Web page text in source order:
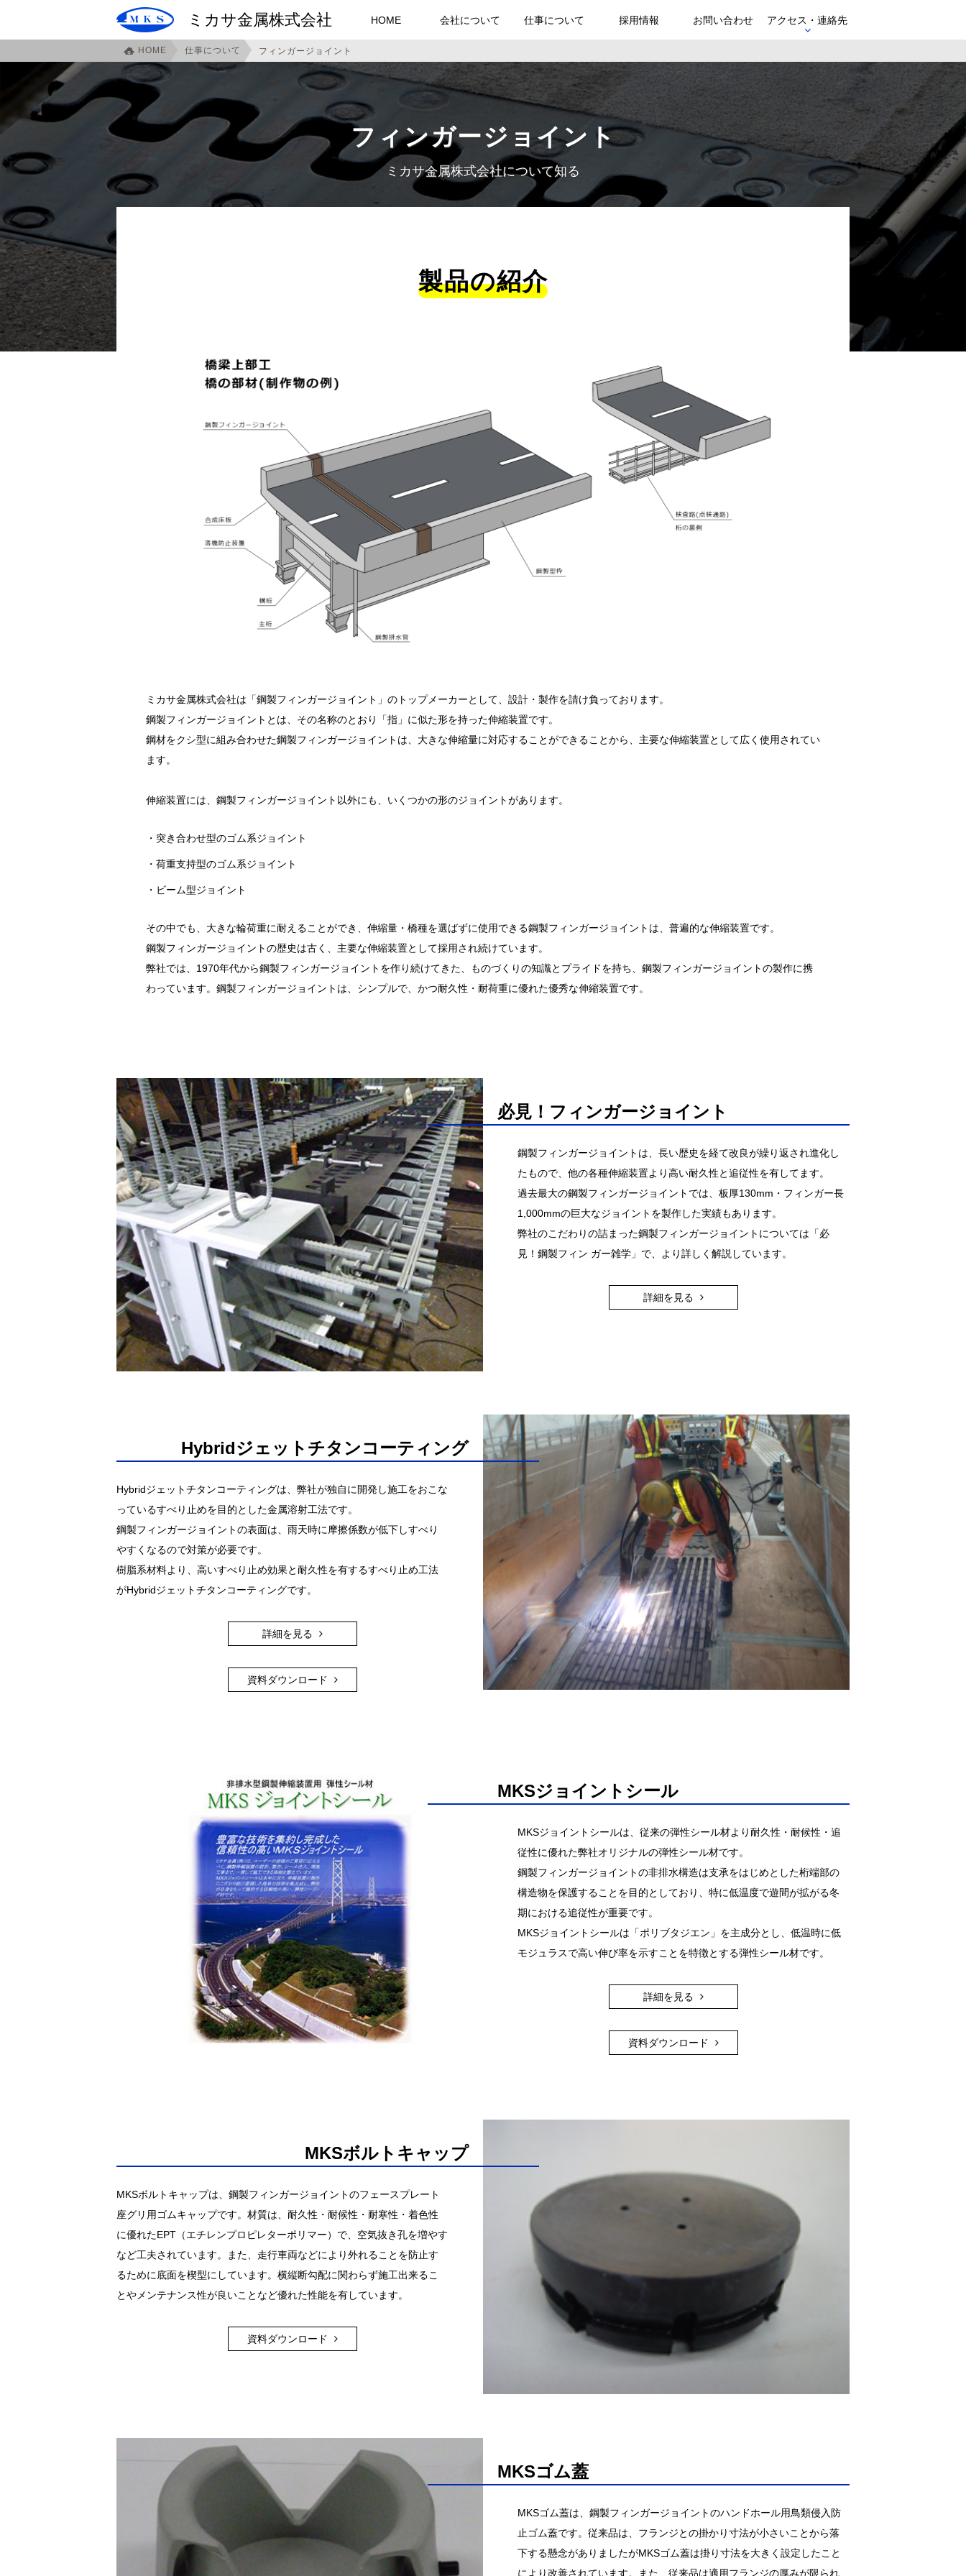
ミカサ金属株式会社 HOME 会社について 仕事について 採用情報 お問い合わせ アクセス・連絡先
HOME 仕事について フィンガージョイント
フィンガージョイント
ミカサ金属株式会社について知る
製品の紹介
ミカサ金属株式会社は「鋼製フィンガージョイント」のトップメーカーとして、設計・製作を請け負っております。
鋼製フィンガージョイントとは、その名称のとおり「指」に似た形を持った伸縮装置です。
鋼材をクシ型に組み合わせた鋼製フィンガージョイントは、大きな伸縮量に対応することができることから、主要な伸縮装置として広く使用されてい
ます。
伸縮装置には、鋼製フィンガージョイント以外にも、いくつかの形のジョイントがあります。
・突き合わせ型のゴム系ジョイント
・荷重支持型のゴム系ジョイント
・ビーム型ジョイント
その中でも、大きな輪荷重に耐えることができ、伸縮量・橋種を選ばずに使用できる鋼製フィンガージョイントは、普遍的な伸縮装置です。
鋼製フィンガージョイントの歴史は古く、主要な伸縮装置として採用され続けています。
弊社では、1970年代から鋼製フィンガージョイントを作り続けてきた、ものづくりの知識とプライドを持ち、鋼製フィンガージョイントの製作に携
わっています。鋼製フィンガージョイントは、シンプルで、かつ耐久性・耐荷重に優れた優秀な伸縮装置です。
必見！フィンガージョイント
鋼製フィンガージョイントは、長い歴史を経て改良が繰り返され進化し
たもので、他の各種伸縮装置より高い耐久性と追従性を有してます。
過去最大の鋼製フィンガージョイントでは、板厚130mm・フィンガー長
1,000mmの巨大なジョイントを製作した実績もあります。
弊社のこだわりの詰まった鋼製フィンガージョイントについては「必
見！鋼製フィン ガー雑学」で、より詳しく解説しています。
詳細を見る
Hybridジェットチタンコーティング
Hybridジェットチタンコーティングは、弊社が独自に開発し施工をおこな
っているすべり止めを目的とした金属溶射工法です。
鋼製フィンガージョイントの表面は、雨天時に摩擦係数が低下しすべり
やすくなるので対策が必要です。
樹脂系材料より、高いすべり止め効果と耐久性を有するすべり止め工法
がHybridジェットチタンコーティングです。
詳細を見る
資料ダウンロード
MKSジョイントシール
MKSジョイントシールは、従来の弾性シール材より耐久性・耐候性・追
従性に優れた弊社オリジナルの弾性シール材です。
鋼製フィンガージョイントの非排水構造は支承をはじめとした桁端部の
構造物を保護することを目的としており、特に低温度で遊間が拡がる冬
期における追従性が重要です。
MKSジョイントシールは「ポリブタジエン」を主成分とし、低温時に低
モジュラスで高い伸び率を示すことを特徴とする弾性シール材です。
詳細を見る
資料ダウンロード
MKSボルトキャップ
MKSボルトキャップは、鋼製フィンガージョイントのフェースプレート
座グリ用ゴムキャップです。材質は、耐久性・耐候性・耐寒性・着色性
に優れたEPT（エチレンプロピレターポリマー）で、空気抜き孔を増やす
など工夫されています。また、走行車両などにより外れることを防止す
るために底面を楔型にしています。横縦断勾配に関わらず施工出来るこ
とやメンテナンス性が良いことなど優れた性能を有しています。
資料ダウンロード
MKSゴム蓋
MKSゴム蓋は、鋼製フィンガージョイントのハンドホール用鳥類侵入防
止ゴム蓋です。従来品は、フランジとの掛かり寸法が小さいことから落
下する懸念がありましたがMKSゴム蓋は掛り寸法を大きく設定したこと
により改善されています。また、従来品は適用フランジの厚みが限られ